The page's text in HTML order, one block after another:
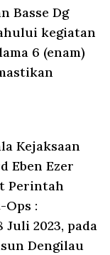
Basse Dg
kegiatan
6 (enam)
Kejaksaan
Eben Ezer
Perintah
:
2023, pada
Dengilau